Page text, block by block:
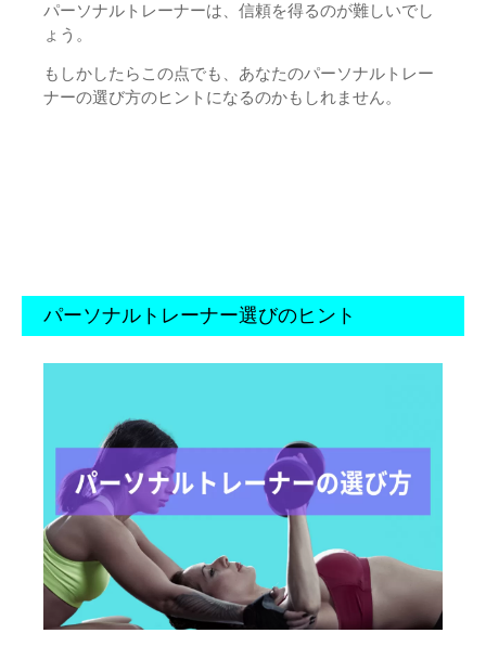
パーソナルトレーナーは、信頼を得るのが難しいでし
ょう。
もしかしたらこの点でも、あなたのパーソナルトレー
ナーの選び方のヒントになるのかもしれません。
パーソナルトレーナー選びのヒント